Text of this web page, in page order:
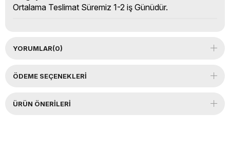
Ortalama Teslimat Süremiz 1-2 iş Günüdür.
YORUMLAR(0)
ÖDEME SEÇENEKLERI
ÜRÜN ÖNERILERI